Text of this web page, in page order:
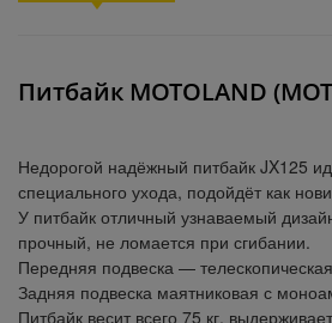
Питбайк MOTOLAND
Недорогой надёжный питбайк JX125
специального ухода, подойдёт как
У питбайк отличный узнаваемый
прочный, не ломается при сгибании.
Передняя подвеска —
Задняя подвеска маятниковая с
Питбайк весит всего 75 кг,